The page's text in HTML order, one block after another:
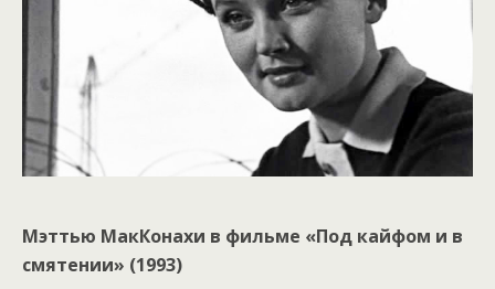
Мэттью МакКонахи в фильме «Под кайфом и в
смятении» (1993)